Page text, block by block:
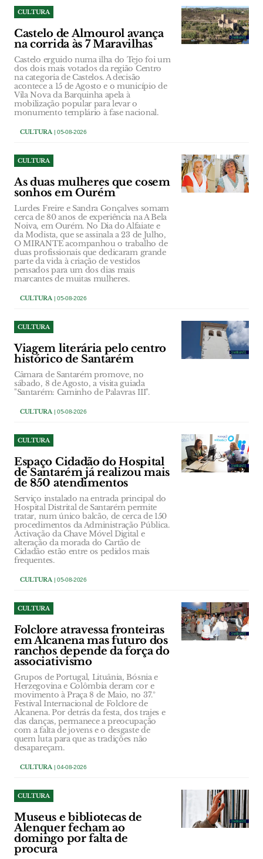
CULTURA
Castelo de Almourol avança
na corrida às 7 Maravilhas
Castelo erguido numa ilha do Tejo foi um
dos dois mais votados da região Centro
na categoria de Castelos. A decisão
acontece a 15 de Agosto e o município de
Vila Nova da Barquinha apela à
mobilização popular para levar o
monumento templário à fase nacional.
CULTURA| 05-08-2026
CULTURA
As duas mulheres que cosem
sonhos em Ourém
Lurdes Freire e Sandra Gonçalves somam
cerca de 80 anos de experiência na A Bela
Noiva, em Ourém. No Dia do Alfaiate e
da Modista, que se assinala a 23 de Julho,
O MIRANTE acompanhou o trabalho de
duas profissionais que dedicaram grande
parte da vida à criação de vestidos
pensados para um dos dias mais
marcantes de muitas mulheres.
CULTURA| 05-08-2026
CULTURA
Viagem literária pelo centro
histórico de Santarém
Câmara de Santarém promove, no
sábado, 8 de Agosto, a visita guiada
"Santarém: Caminho de Palavras III".
CULTURA| 05-08-2026
CULTURA
Espaço Cidadão do Hospital
de Santarém já realizou mais
de 850 atendimentos
Serviço instalado na entrada principal do
Hospital Distrital de Santarém permite
tratar, num único balcão, de cerca de 150
procedimentos da Administração Pública.
Activação da Chave Móvel Digital e
alteração da morada do Cartão de
Cidadão estão entre os pedidos mais
frequentes.
CULTURA| 05-08-2026
CULTURA
Folclore atravessa fronteiras
em Alcanena mas futuro dos
ranchos depende da força do
associativismo
Grupos de Portugal, Lituânia, Bósnia e
Herzegovina e Colômbia deram cor e
movimento à Praça 8 de Maio, no 37.º
Festival Internacional de Folclore de
Alcanena. Por detrás da festa, dos trajes e
das danças, permanece a preocupação
com a falta de jovens e o desgaste de
quem luta para que as tradições não
desapareçam.
CULTURA| 04-08-2026
CULTURA
Museus e bibliotecas de
Alenquer fecham ao
domingo por falta de
procura